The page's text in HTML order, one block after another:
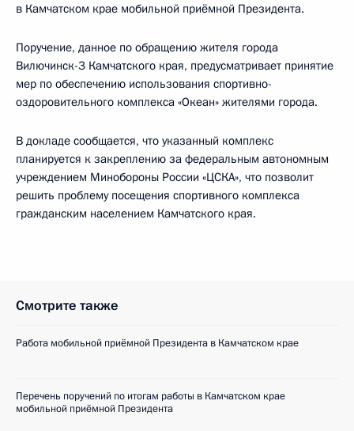
в Камчатском крае мобильной приёмной Президента.
Поручение, данное по обращению жителя города
Вилючинск-3 Камчатского края, предусматривает принятие
мер по обеспечению использования спортивно-
оздоровительного комплекса «Океан» жителями города.
В докладе сообщается, что указанный комплекс
планируется к закреплению за федеральным автономным
учреждением Минобороны России «ЦСКА», что позволит
решить проблему посещения спортивного комплекса
гражданским населением Камчатского края.
Смотрите также
Работа мобильной приёмной Президента в Камчатском крае
Перечень поручений по итогам работы в Камчатском крае
мобильной приёмной Президента